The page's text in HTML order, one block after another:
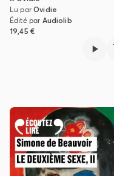
Lu parOvidie
Édité par Audiolib
19,45 €